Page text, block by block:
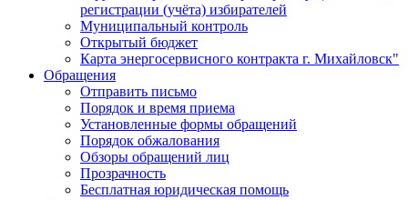
регистрации (учёта) избирателей
Муниципальный контроль
Открытый бюджет
Карта энергосервисного контракта г. Михайловск"
Обращения
Отправить письмо
Порядок и время приема
Установленные формы обращений
Порядок обжалования
Обзоры обращений лиц
Прозрачность
Бесплатная юридическая помощь